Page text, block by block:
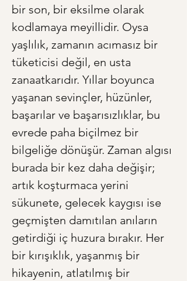
bir son, bir eksilme olarak
kodlamaya meyillidir. Oysa
yaşlılık, zamanın acımasız bir
tüketicisi değil, en usta
zanaatkarıdır. Yıllar boyunca
yaşanan sevinçler, hüzünler,
başarılar ve başarısızlıklar, bu
evrede paha biçilmez bir
bilgeliğe dönüşür. Zaman algısı
burada bir kez daha değişir;
artık koşturmaca yerini
sükunete, gelecek kaygısı ise
geçmişten damıtılan anıların
getirdiği iç huzura bırakır. Her
bir kırışıklık, yaşanmış bir
hikayenin, atlatılmış bir